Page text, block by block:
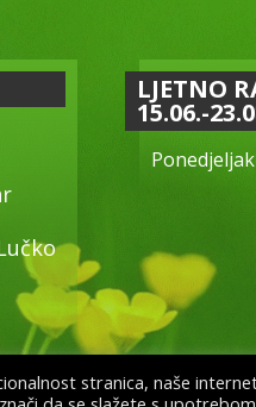
LJETNO
15.06.-
stranica, naše